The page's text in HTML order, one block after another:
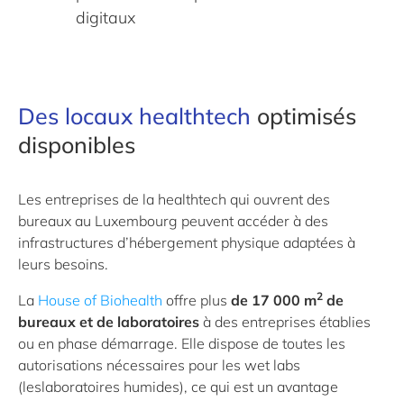
digitaux
Des locaux healthtech optimisés
disponibles
Les entreprises de la healthtech qui ouvrent des
bureaux au Luxembourg peuvent accéder à des
infrastructures d’hébergement physique adaptées à
leurs besoins.
La House of Biohealth offre plus de 17 000 m2 de
bureaux et de laboratoires à des entreprises établies
ou en phase démarrage. Elle dispose de toutes les
autorisations nécessaires pour les wet labs
(leslaboratoires humides), ce qui est un avantage